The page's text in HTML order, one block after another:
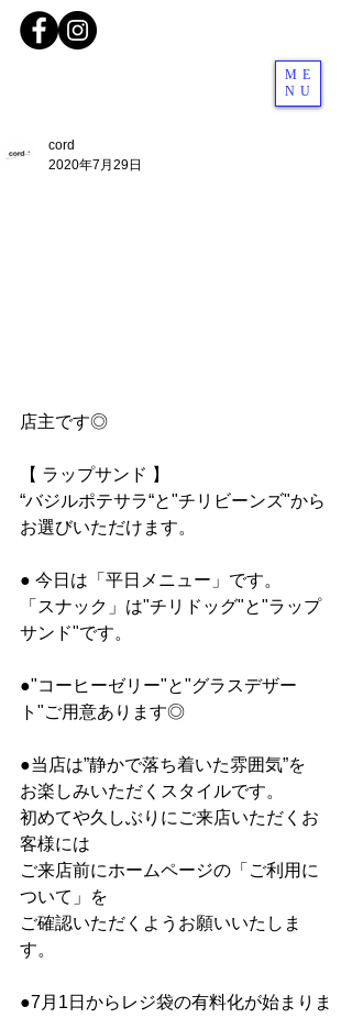
ME
NU
cord
2020年7月29日
店主です◎
【 ラップサンド 】
“バジルポテサラ“と"チリビーンズ"から
お選びいただけます。
● 今日は「平日メニュー」です。
「スナック」は"チリドッグ"と"ラップ
サンド"です。
●"コーヒーゼリー"と"グラスデザー
ト"ご用意あります◎
●当店は”静かで落ち着いた雰囲気”を
お楽しみいただくスタイルです。
初めてや久しぶりにご来店いただくお
客様には
ご来店前にホームページの「ご利用に
ついて」を
ご確認いただくようお願いいたしま
す。
●7月1日からレジ袋の有料化が始まりま